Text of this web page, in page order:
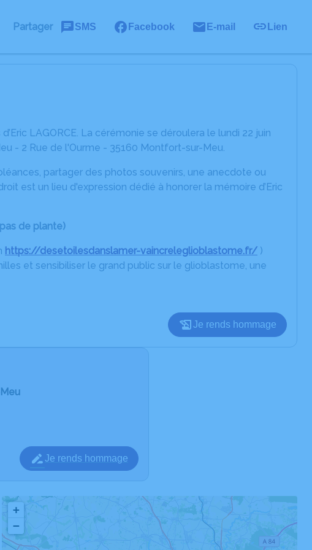
Partager SMS Facebook E-mail Lien
LAGORCE. La cérémonie se déroulera le lundi 22 juin
- 2 Rue de l'Ourme - 35160 Montfort-sur-Meu.
partager des photos souvenirs, une anecdote ou
est un lieu d'expression dédié à honorer la mémoire d’Eric
de plante)
https://desetoilesdanslamer-vaincreleglioblastome.fr/ )
et sensibiliser le grand public sur le glioblastome, une
Je rends hommage
Je rends hommage
+
−